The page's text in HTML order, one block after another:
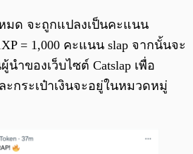
มด จะถูกแปลงเป็นคะแนน
= 1,000 คะแนน slap จากนั้นจะ
ำของเว็บไซต์ Catslap เพื่อ
กระเป๋าเงินจะอยู่ในหมวดหมู่